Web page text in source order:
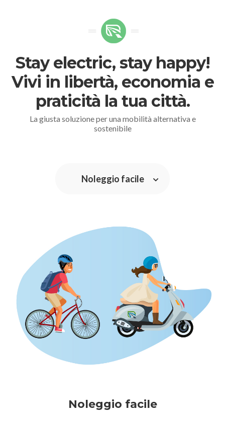
Stay electric, stay happy!
Vivi in libertà, economia e
praticità la tua città.
La giusta soluzione per una mobilità alternativa e
sostenibile
Noleggio facile
Noleggio facile